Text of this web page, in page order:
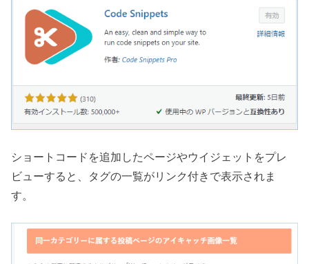
ショートコードを追加したページやウイジェットをプレ
ビューすると、タグの一覧がリンク付きで表示されま
す。